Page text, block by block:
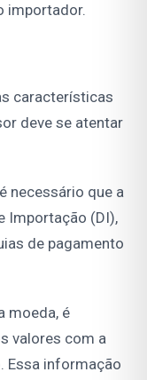
importador.
características
deve se atentar
necessário que a
Importação (DI),
de pagamento
moeda, é
valores com a
Essa informação